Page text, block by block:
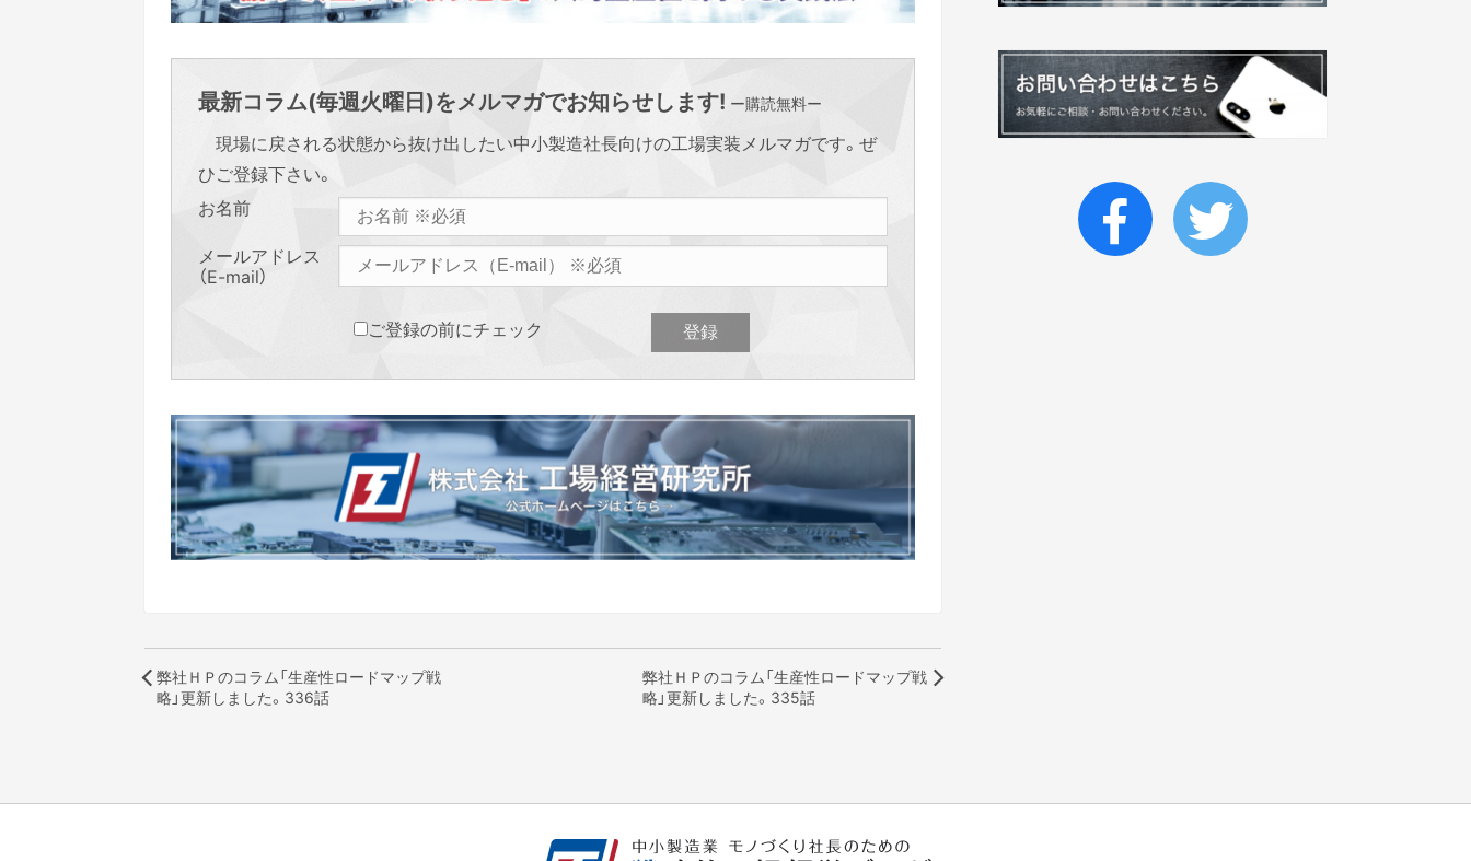
最新コラム(毎週火曜日)をメルマガでお知らせします! ー購読無料ー
現場に戻される状態から抜け出したい中小製造社長向けの工場実装メルマガです。ぜ
ひご登録下さい。
お名前
メールアドレス
（E-mail）
ご登録の前にチェック
弊社ＨＰのコラム「生産性ロードマップ戦
略」更新しました。335話
弊社ＨＰのコラム「生産性ロードマップ戦
略」更新しました。336話